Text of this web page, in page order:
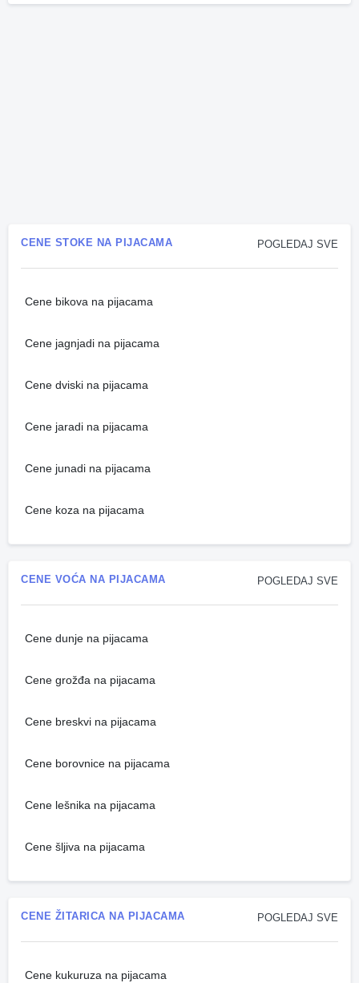
POGLEDAJ SVE
CENE STOKE NA PIJACAMA
Cene bikova na pijacama
Cene jagnjadi na pijacama
Cene dviski na pijacama
Cene jaradi na pijacama
Cene junadi na pijacama
Cene koza na pijacama
POGLEDAJ SVE
CENE VOĆA NA PIJACAMA
Cene dunje na pijacama
Cene grožđa na pijacama
Cene breskvi na pijacama
Cene borovnice na pijacama
Cene lešnika na pijacama
Cene šljiva na pijacama
POGLEDAJ SVE
CENE ŽITARICA NA PIJACAMA
Cene kukuruza na pijacama